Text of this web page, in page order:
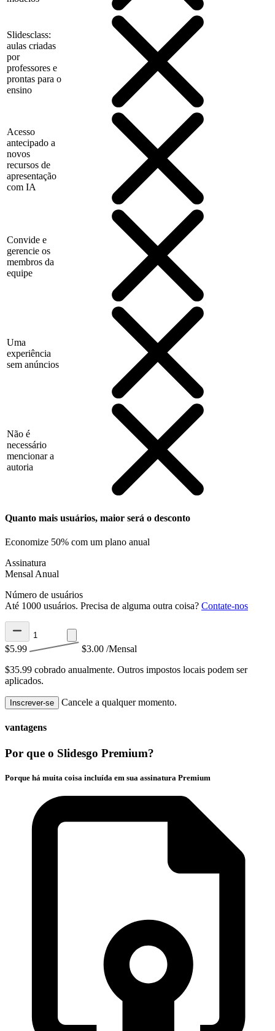
Slidesclass:
aulas criadas
por
professores e
prontas para o
ensino
Acesso
antecipado a
novos
recursos de
apresentação
com IA
Convide e
gerencie os
membros da
equipe
Uma
experiência
sem anúncios
Não é
necessário
mencionar a
autoria
Quanto mais usuários, maior será o desconto
Economize 50% com um plano anual
Assinatura
Mensal Anual
Número de usuários
Até 1000 usuários. Precisa de alguma outra coisa? Contate-nos
$5.99 $3.00 /Mensal
$35.99 cobrado anualmente. Outros impostos locais podem ser
aplicados.
Inscrever-se Cancele a qualquer momento.
vantagens
Por que o Slidesgo Premium?
Porque há muita coisa incluída em sua assinatura Premium